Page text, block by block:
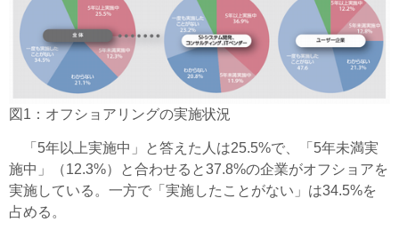
図1：オフショアリングの実施状況
「5年以上実施中」と答えた人は25.5%で、「5年未満実
施中」（12.3%）と合わせると37.8%の企業がオフショアを
実施している。一方で「実施したことがない」は34.5%を
占める。